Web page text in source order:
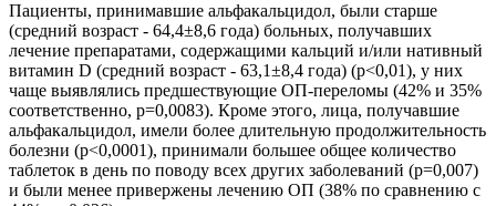
Пациенты, принимавшие альфакальцидол, были старше
(средний возраст - 64,4±8,6 года) больных, получавших
лечение препаратами, содержащими кальций и/или нативный
витамин D (средний возраст - 63,1±8,4 года) (p<0,01), у них
чаще выявлялись предшествующие ОП-переломы (42% и 35%
соответственно, p=0,0083). Кроме этого, лица, получавшие
альфакальцидол, имели более длительную продолжительность
болезни (p<0,0001), принимали большее общее количество
таблеток в день по поводу всех других заболеваний (p=0,007)
и были менее привержены лечению ОП (38% по сравнению с